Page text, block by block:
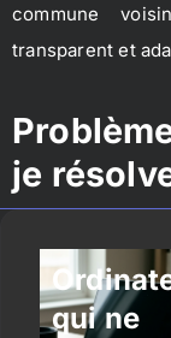
commune
transparent et
je
qui ne